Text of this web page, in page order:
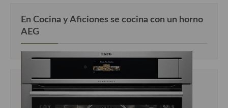
En Cocina y Aficiones se cocina con un horno
AEG